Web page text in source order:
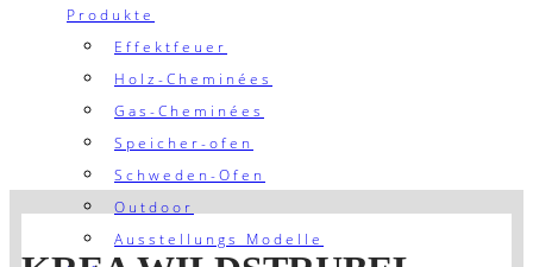
Produkte
Effektfeuer
Holz-Cheminées
Gas-Cheminées
Speicher-ofen
Schweden-Ofen
Outdoor
Ausstellungs Modelle